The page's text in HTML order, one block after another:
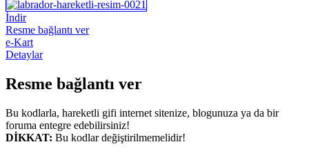
İndir
Resme bağlantı ver
e-Kart
Detaylar
Resme bağlantı ver
Bu kodlarla, hareketli gifi internet sitenize, blogunuza ya da bir
foruma entegre edebilirsiniz!
DİKKAT: Bu kodlar değiştirilmemelidir!